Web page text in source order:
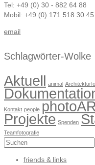
Tel: +49 (0) 30 - 882 64 88
Mobil: +49 (0) 171 518 30 45
email
Schlagwörter-Wolke
Aktuell animal
Kontakt people
Projekte Spenden
Teamfotografie
Suchen
friends & links